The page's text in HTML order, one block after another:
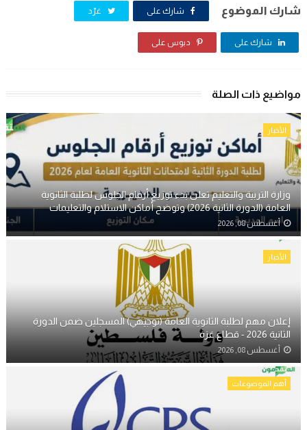
شارك الموضوع شارك على غرّد
شارك على دبوس على
مواضيع ذات الصلة
الأخبار
وزارة التربية والتعليم تعلن بدء توزيع أرقام الجلوس لطلبة الثانوية
العامة (الدورة الثانية 2026) وتوضح أماكن الاستلام والتعليمات
أغسطس 08, 2026
الأخبار
إعلان مهم لطلبة الثانوية العامة (توجيهي) المسجلين ضمن الدورة
الثانية 2026 - قطاع غزة
أغسطس 08, 2026
أهم الموضوعات